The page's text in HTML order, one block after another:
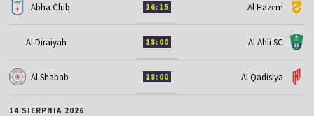
Abha Club 16:15 Al Hazem
Al Diraiyah 18:00 Al Ahli SC
Al Shabab 18:00 Al Qadisiya
14 SIERPNIA 2026